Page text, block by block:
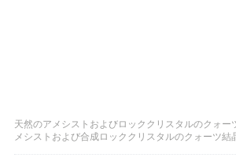
天然のアメシストおよびロッククリスタルのクォー
メシストおよび合成ロッククリスタルのクォーツ結